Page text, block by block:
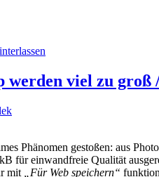
werden viel zu
Phänomen gestoßen: aus
für einwandfreie Qualität
mit
„Für Web speichern“